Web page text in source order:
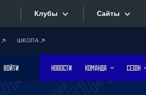
Клубы
Дивизион Боброва
Лада
Сайты
ШКОЛА
ВОЙТИ НОВОСТИ КОМАНДА СЕЗОН